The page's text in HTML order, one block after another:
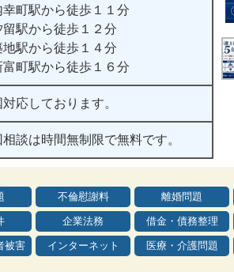
町駅から徒歩１１分
駅から徒歩１２分
駅から徒歩１４分
町駅から徒歩１６分
応しております。
談は時間無制限で無料です。
不倫慰謝料 離婚問題
企業法務 借金・債務整理
被害 インターネット 医療・介護問題